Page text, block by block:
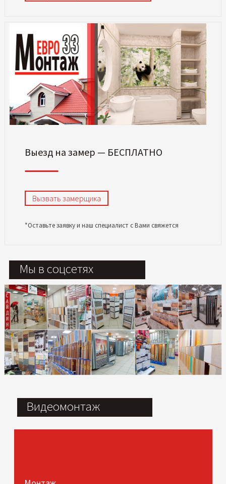
Выезд на замер — БЕСПЛАТНО
Вызвать замерщика
*Оставьте заявку и наш специалист с Вами свяжется
Мы в соцсетях
Видеомонтаж